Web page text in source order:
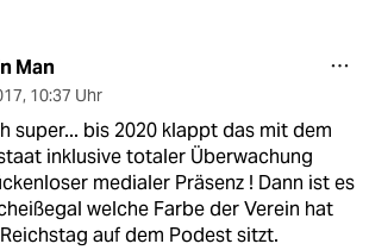
Man
, 10:37 Uhr
super... bis 2020 klappt das mit dem
inklusive totaler Überwachung
medialer Präsenz ! Dann ist es
welche Farbe der Verein hat
auf dem Podest sitzt.